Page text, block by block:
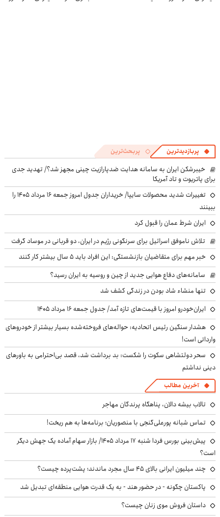
پربازدیدترین پربحث‌ترین
خیبرشکن ایران به سامانه هدایت ضدپارازیت چینی مجهز شد؟/ تهدید جدی
برای پاتریوت و تاد آمریکا
تغییرات شدید محصولات سایپا/ خریداران جدول امروز جمعه ۱۶ مرداد ۱۴۰۵ را
ببینند
ایران شرط عمان را قبول کرد
تلاش ناموفق اسرائیل برای سرنگونی رژیم در ایران، دو قربانی در موساد گرفت
خبر مهم برای متقاضیان بازنشستگی: این افراد باید ۵ سال بیشتر کار کنند
سامانه‌های دفاع هوایی جدید از چین و روسیه به ایران رسید؟
تنها منشاء شاد بودن در زندگی کشف شد
ایران‌خودرو امروز با قیمت‌های تازه آمد/ جدول جمعه ۱۶ مرداد ۱۴۰۵
هشدار سنگین رئیس اتحادیه: حواله‌های فروخته‌شده بسیار بیشتر از خودروهای
وارداتی است!
سحر دولتشاهی سکوت را شکست: بد برداشت شد، قصد بی‌احترامی به باورهای
دینی نداشتم
آخرین مطالب
تالاب بیشه دالان، پناهگاه پرندگان مهاجر
تماس شبانه پورعلی‌گنجی با منصوریان؛ برنامه‌ها به هم ریخت!
پیش‌بینی بورس فردا شنبه ۱۷ مرداد ۱۴۰۵/ بازار سهام آماده یک جهش دیگر
است؟
چند میلیون ایرانی بالای ۴۵ سال مجرد ماندند؛ پشت‌پرده چیست؟
پاکستان چگونه - در حضور هند - به یک قدرت هوایی منطقه‌ای تبدیل شد
داستان فروش موی زنان چیست؟